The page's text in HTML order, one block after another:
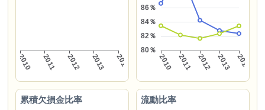
累積欠損金比率 流動比率